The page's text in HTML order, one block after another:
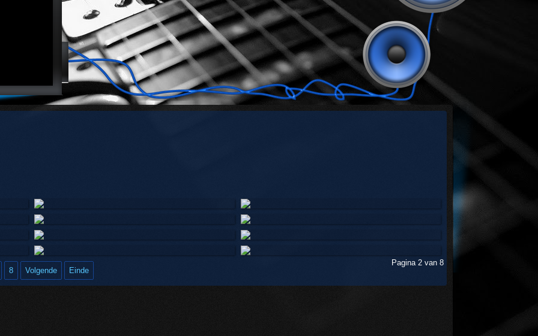
Augustus 2023
Juli 2023
Mei 2023 April 2023
Pagina 2 van 8
8 Volgende Einde